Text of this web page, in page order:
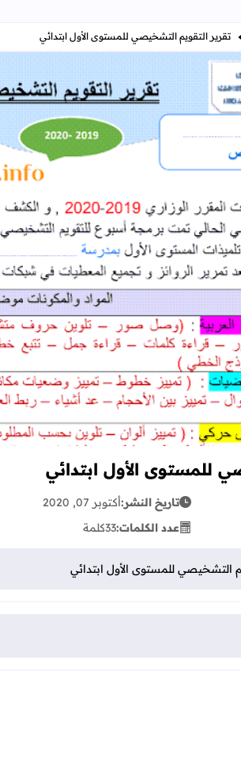
تقرير التقويم التشخيصي للمستوى الأول ابتدائي
تقرير التقويم
للمستوى الأول ابتدائي
تاريخ النشر:أكتوبر 07, 2020
عدد الكلمات:33كلمة
التشخيصي للمستوى الأول ابتدائي